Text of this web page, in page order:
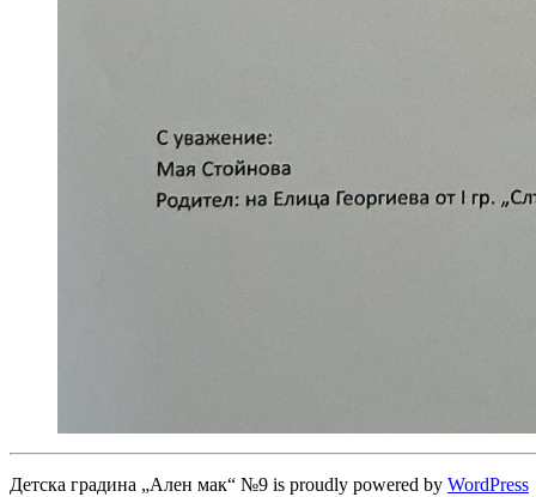
Детска градина „Ален мак“ №9 is proudly powered by WordPress